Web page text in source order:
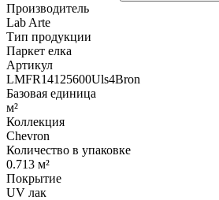
Производитель
Lab Arte
Тип продукции
Паркет елка
Артикул
LMFR14125600Uls4Bron
Базовая единица
м²
Коллекция
Chevron
Количество в упаковке
0.713 м²
Покрытие
UV лак